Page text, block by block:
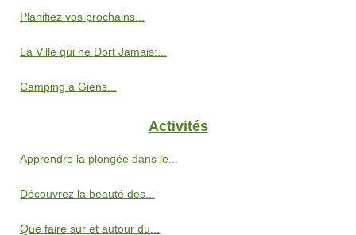
Planifiez vos prochains...
La Ville qui ne Dort Jamais:...
Camping à Giens...
Activités
Apprendre la plongée dans le...
Découvrez la beauté des...
Que faire sur et autour du...